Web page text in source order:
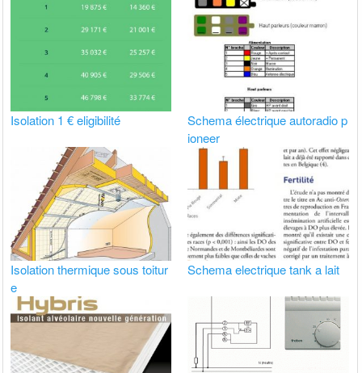
Isolation 1 € eligibilité
Schema électrique autoradio p
ioneer
Isolation thermique sous toitur
e
Schema electrique tank a lait